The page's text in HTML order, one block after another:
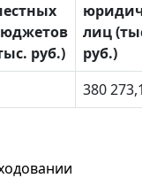
руб.)
лиц
руб.)
380